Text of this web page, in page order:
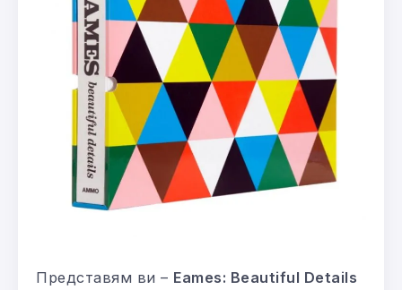
Представям ви – Eames: Beautiful Details